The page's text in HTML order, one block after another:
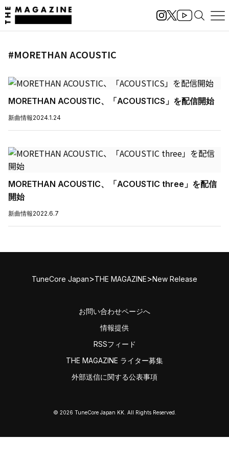
#MORETHAN ACOUSTIC
MORETHAN ACOUSTIC、「ACOUSTICS」を配信開始
新曲情報2024.1.24
MORETHAN ACOUSTIC、「ACOUSTIC three」を配信
開始
新曲情報2022.6.7
TuneCore Japan>THE MAGAZINE>New Release
お問い合わせページへ
情報提供
RSSフィード
THE MAGAZINE ライター募集
外部送信に関する公表事項
© 2026 TuneCore Japan KK. All Rights Reserved.